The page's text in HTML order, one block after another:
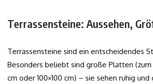
Terrassensteine: Aussehen,
Terrassensteine sind ein entscheidendes
Besonders beliebt sind große Platten
cm oder 100×100 cm) – sie sehen ruhig und